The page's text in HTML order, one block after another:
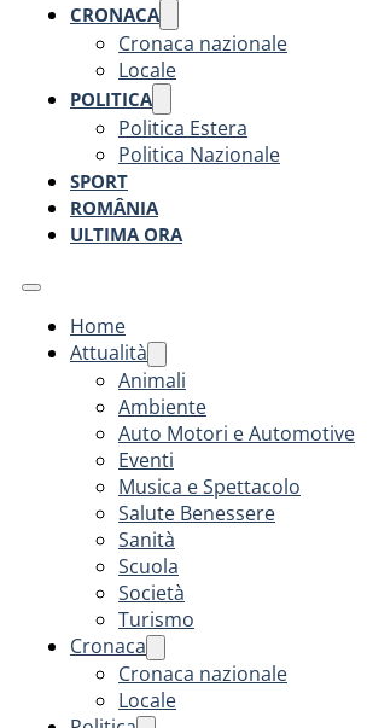
CRONACA
Cronaca nazionale
Locale
POLITICA
Politica Estera
Politica Nazionale
SPORT
ROMÂNIA
ULTIMA ORA
Home
Attualità
Animali
Ambiente
Auto Motori e Automotive
Eventi
Musica e Spettacolo
Salute Benessere
Sanità
Scuola
Società
Turismo
Cronaca
Cronaca nazionale
Locale